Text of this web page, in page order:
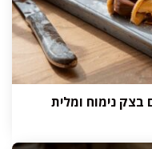
בצק נימוח ומלית